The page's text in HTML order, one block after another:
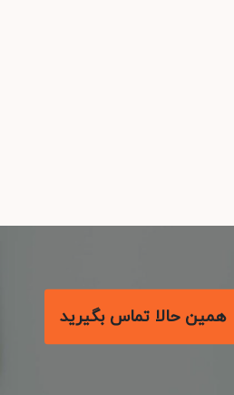
همین حالا تماس بگیرید